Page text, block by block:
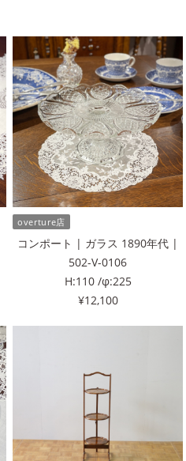
overture店
コンポート | ガラス 1890年代 |
502-V-0106
H:110 /φ:225
¥12,100